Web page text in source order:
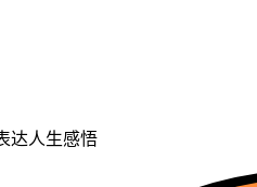
达人生感悟